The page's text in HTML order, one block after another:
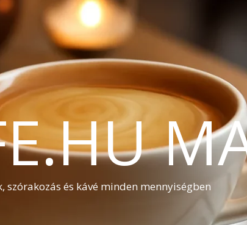
szórakozás és kávé minden mennyiségben